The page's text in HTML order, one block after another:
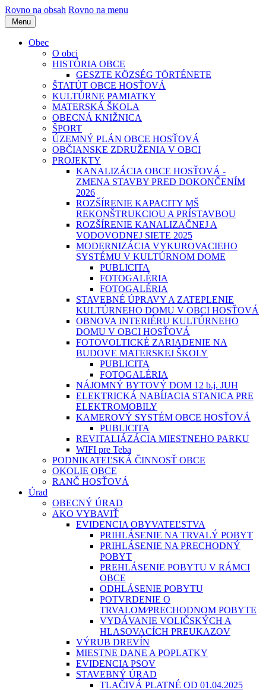
Rovno na obsah Rovno na menu
Menu
Obec
O obci
HISTÓRIA OBCE
GESZTE KÖZSÉG TÖRTÉNETE
ŠTATÚT OBCE HOSŤOVÁ
KULTÚRNE PAMIATKY
MATERSKÁ ŠKOLA
OBECNÁ KNIŽNICA
ŠPORT
ÚZEMNÝ PLÁN OBCE HOSŤOVÁ
OBČIANSKE ZDRUŽENIA V OBCI
PROJEKTY
KANALIZÁCIA OBCE HOSŤOVÁ -
ZMENA STAVBY PRED DOKONČENÍM
2026
ROZŠÍRENIE KAPACITY MŠ
REKONŠTRUKCIOU A PRÍSTAVBOU
ROZŠÍRENIE KANALIZAČNEJ A
VODOVODNEJ SIETE 2025
MODERNIZÁCIA VYKUROVACIEHO
SYSTÉMU V KULTÚRNOM DOME
PUBLICITA
FOTOGALÉRIA
FOTOGALÉRIA
STAVEBNÉ ÚPRAVY A ZATEPLENIE
KULTÚRNEHO DOMU V OBCI HOSŤOVÁ
OBNOVA INTERIÉRU KULTÚRNEHO
DOMU V OBCI HOSŤOVÁ
FOTOVOLTICKÉ ZARIADENIE NA
BUDOVE MATERSKEJ ŠKOLY
PUBLICITA
FOTOGALÉRIA
NÁJOMNÝ BYTOVÝ DOM 12 b.j. JUH
ELEKTRICKÁ NABÍJACIA STANICA PRE
ELEKTROMOBILY
KAMEROVÝ SYSTÉM OBCE HOSŤOVÁ
PUBLICITA
REVITALIÁZÁCIA MIESTNEHO PARKU
WIFI pre Teba
PODNIKATEĽSKÁ ČINNOSŤ OBCE
OKOLIE OBCE
RANČ HOSŤOVÁ
Úrad
OBECNÝ ÚRAD
AKO VYBAVIŤ
EVIDENCIA OBYVATEĽSTVA
PRIHLÁSENIE NA TRVALÝ POBYT
PRIHLÁSENIE NA PRECHODNÝ
POBYT
PREHLÁSENIE POBYTU V RÁMCI
OBCE
ODHLÁSENIE POBYTU
POTVRDENIE O
TRVALOM⁄PRECHODNOM POBYTE
VYDÁVANIE VOLIČSKÝCH A
HLASOVACÍCH PREUKAZOV
VÝRUB DREVÍN
MIESTNE DANE A POPLATKY
EVIDENCIA PSOV
STAVEBNÝ ÚRAD
TLAČIVÁ PLATNÉ OD 01.04.2025